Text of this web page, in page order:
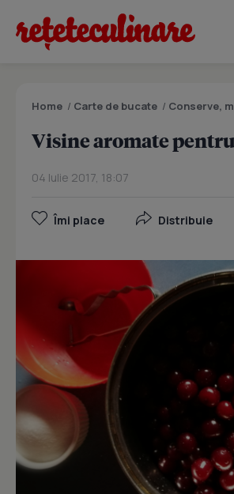
Home / Carte de bucate / Conserve,
Visine aromate
04 Iulie 2017, 18:07
Îmi place Distribuie